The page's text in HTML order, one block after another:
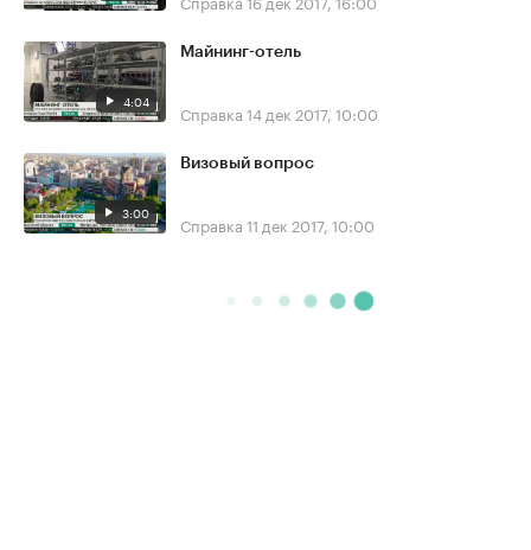
4:04
Майнинг-отель
Справка 14 дек 2017, 10:00
3:00
Визовый вопрос
Справка 11 дек 2017, 10:00